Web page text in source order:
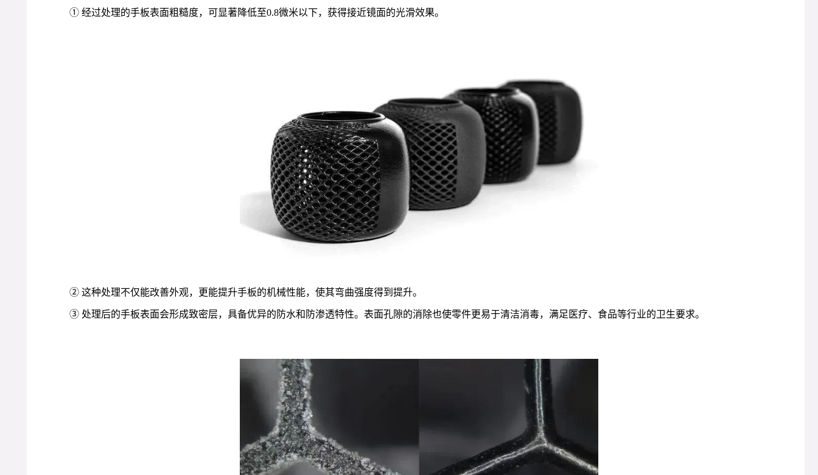
① 经过处理的手板表面粗糙度，可显著降低至0.8微米以下，获得接近镜面的光滑效果。
② 这种处理不仅能改善外观，更能提升手板的机械性能，使其弯曲强度得到提升。
③ 处理后的手板表面会形成致密层，具备优异的防水和防渗透特性。表面孔隙的消除也使零件更易于清洁消毒，满足医疗、食品等行业的卫生要求。